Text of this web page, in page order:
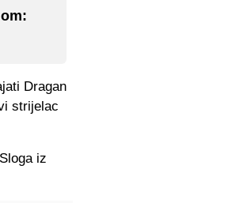
Dragan
strijelac
iz